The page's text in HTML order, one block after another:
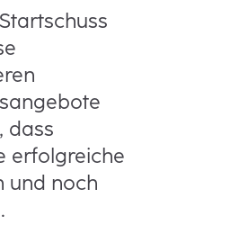
dass
erfolgreiche
und noch